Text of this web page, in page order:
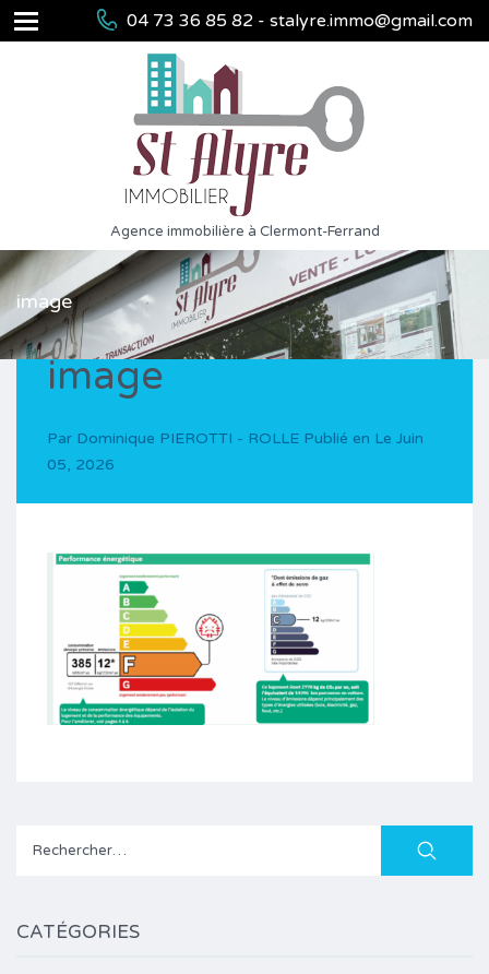
04 73 36 85 82 - stalyre.immo@gmail.com
Agence immobilière à Clermont-Ferrand
image
image
Par Dominique PIEROTTI - ROLLE Publié en Le Juin
05, 2026
Rechercher :
CATÉGORIES